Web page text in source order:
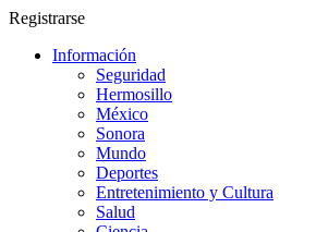
Registrarse
Información
Seguridad
Hermosillo
México
Sonora
Mundo
Deportes
Entretenimiento y Cultura
Salud